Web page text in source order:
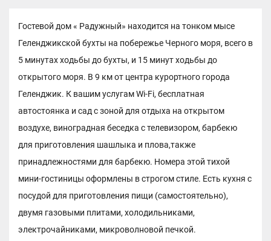
Гостевой дом « Радужный» находится на тонком мысе
Геленджикской бухты на побережье Черного моря, всего в
5 минутах ходьбы до бухты, и 15 минут ходьбы до
открытого моря. В 9 км от центра курортного города
Геленджик. К вашим услугам Wi-Fi, бесплатная
автостоянка и сад с зоной для отдыха на открытом
воздухе, виноградная беседка с телевизором, барбекю
для приготовления шашлыка и плова,также
принадлежностями для барбекю. Номера этой тихой
мини-гостиницы оформлены в строгом стиле. Есть кухня с
посудой для приготовления пищи (самостоятельно),
двумя газовыми плитами, холодильниками,
электрочайниками, микроволновой печкой.